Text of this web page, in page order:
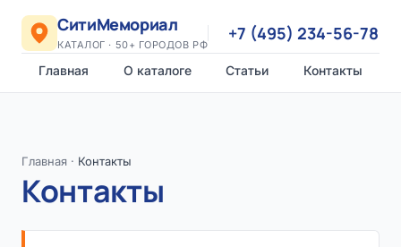
СитиМемориал
КАТАЛОГ · 50+ ГОРОДОВ РФ
Главная О каталоге Статьи Контакты
+7 (495) 234-56-78
Главная · Контакты
Контакты